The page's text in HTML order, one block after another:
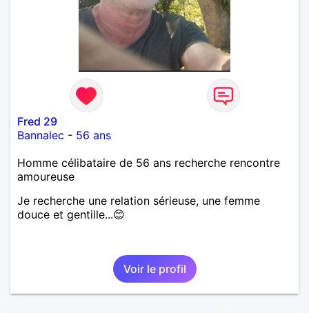
Fred 29
Bannalec - 56 ans
Homme célibataire de 56 ans recherche rencontre
amoureuse
Je recherche une relation sérieuse, une femme
douce et gentille...😊
Voir le profil